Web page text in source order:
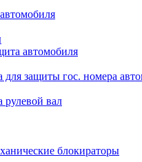
автомобиля
для защиты гос. номера
рулевой вал
блокираторы